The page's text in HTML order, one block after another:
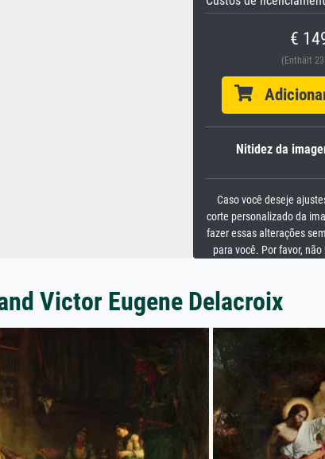
€
(Enthält
Nitidez da
Caso você deseje
corte personalizado da
fazer essas alterações
para você. Por favor,
Victor Eugene Delacroix